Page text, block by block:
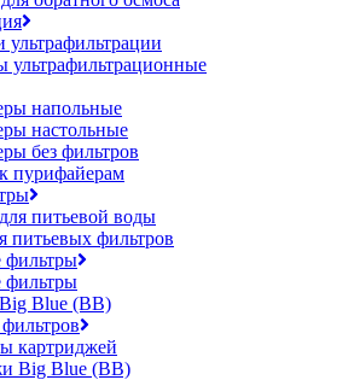
ультрафильтрации
напольные
настольные
без фильтров
пурифайерам
питьевой воды
питьевых фильтров
фильтры
фильтры
Blue (BB)
картриджей
Big Blue (BB)